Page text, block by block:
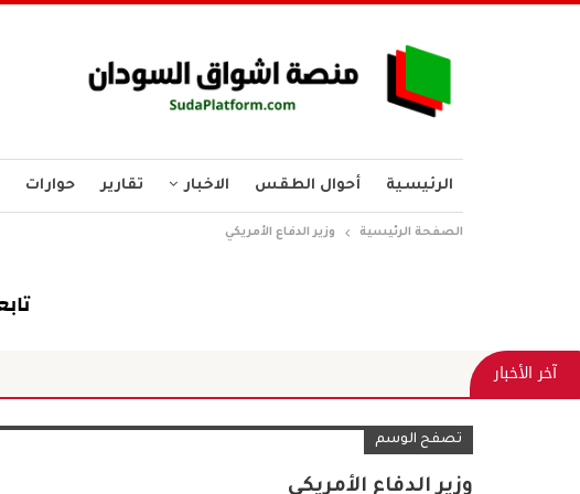
الرئيسية أحوال الطقس الاخبار تقارير حوارات
الصفحة الرئيسية وزير الدفاع الأمريكي
آخر الأخبار
تصفح الوسم
وزير الدفاع الأمريكي